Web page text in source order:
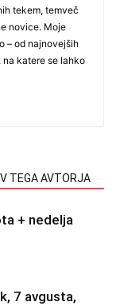
tekem, temveč
novice. Moje
– od najnovejših
katere se lahko
TEGA AVTORJA
+ nedelja
7 avgusta,